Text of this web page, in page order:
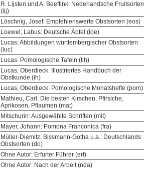
R. Lijsten und A. Beeftink: Nederlandsche Fruitsorten
(lij)
Löschnig, Josef: Empfehlenswerte Obstsorten (eos)
Loewel; Labus: Deutsche Äpfel (loe)
Lucas: Abbildungen württembergischer Obstsorten
(luc)
Lucas: Pomologische Tafeln (tih)
Lucas, Oberdieck: Illustriertes Handbuch der
Obstkunde (ih)
Lucas, Oberdieck: Pomologische Monatshefte (pom)
Mathieu, Carl: Die besten Kirschen, Pfirsiche,
Aprikosen, Pflaumen (mat)
Mitschurin: Ausgewählte Schriften (mit)
Mayer, Johann: Pomona Franconica (fra)
Müller-Diemitz, Bissmann-Gotha u.a.: Deutschlands
Obstsorten (do)
Ohne Autor: Erfurter Führer (erf)
Ohne Autor: Nach der Arbeit (nda)